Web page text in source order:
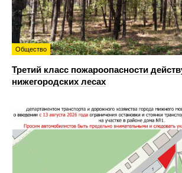
Общество
Третий класс пожароопасности
нижегородских лесах